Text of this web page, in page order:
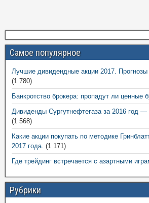
Самое популярное
Лучшие дивидендные акции 2017.
(1 780)
Банкротство брокера: пропадут ли ценные
Дивиденды Сургутнефтегаза за 2016 год —
(1 568)
Какие акции покупать по методике
2017 года. (1 171)
Где трейдинг встречается с азартными
Рубрики